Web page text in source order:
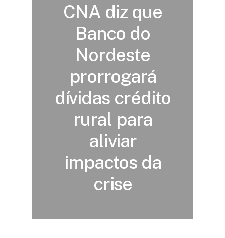
CNA diz que
Banco do
Nordeste
prorrogará
dívidas crédito
rural para
aliviar
impactos da
crise